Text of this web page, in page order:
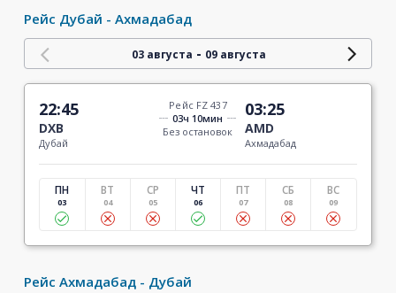
Рейс Дубай - Ахмадабад
03 августа - 09 августа
22:45
DXB
Дубай
Рейс FZ 437
03ч 10мин
Без остановок
03:25
AMD
Ахмадабад
ПН
03
ВТ
04
СР
05
ЧТ
06
ПТ
07
СБ
08
ВС
09
Рейс Ахмадабад - Дубай